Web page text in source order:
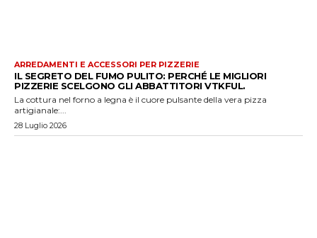
ARREDAMENTI E ACCESSORI PER PIZZERIE
IL SEGRETO DEL FUMO PULITO: PERCHÉ LE MIGLIORI
PIZZERIE SCELGONO GLI ABBATTITORI VTKFUL.
La cottura nel forno a legna è il cuore pulsante della vera pizza
artigianale:...
28 Luglio 2026